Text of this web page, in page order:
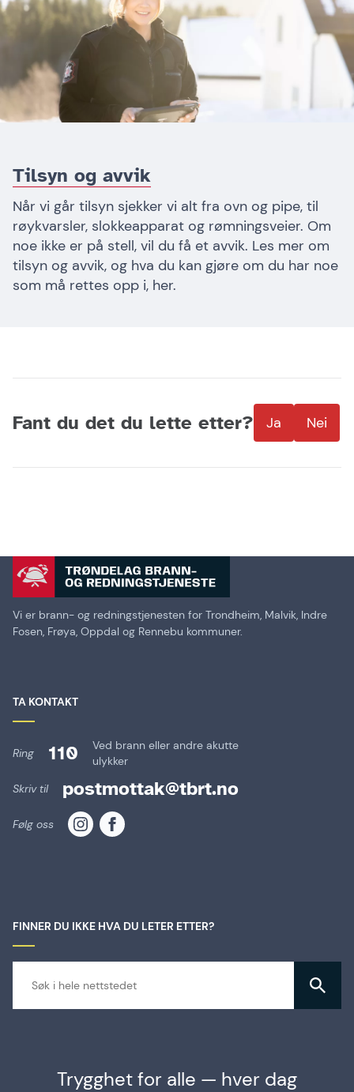
Tilsyn og avvik
Når vi går tilsyn sjekker vi alt fra ovn og pipe, til
røykvarsler, slokkeapparat og rømningsveier. Om
noe ikke er på stell, vil du få et avvik. Les mer om
tilsyn og avvik, og hva du kan gjøre om du har noe
som må rettes opp i, her.
Fant du det du lette etter? Ja Nei
Vi er brann- og redningstjenesten for Trondheim, Malvik, Indre
Fosen, Frøya, Oppdal og Rennebu kommuner.
TA KONTAKT
Ring 110
Ved brann eller andre akutte
ulykker
Skriv til
postmottak@tbrt.no
Følg oss
FINNER DU IKKE HVA DU LETER ETTER?
Trygghet for alle — hver dag